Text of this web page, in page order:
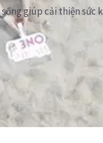
sống giúp cải thiện sức